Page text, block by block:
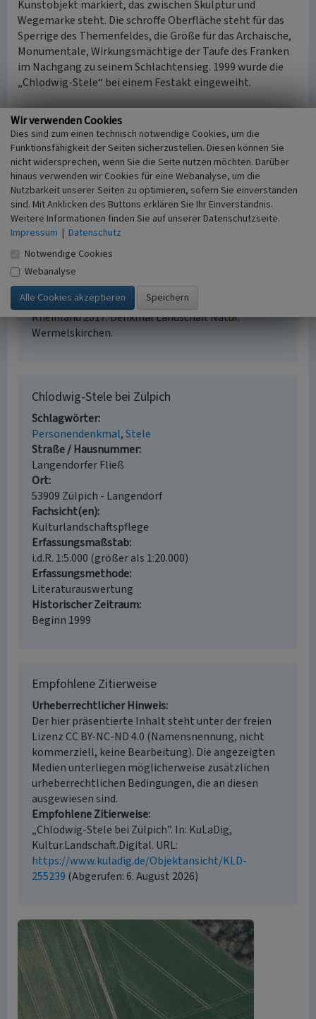
Kunstobjekt markiert, das zwischen Skulptur und
Wegemarke steht. Die schroffe Oberfläche steht für das
Sperrige des Themenfeldes, die Größe für das Archaische,
Monumentale, Wirkungsmächtige der Taufe des Franken
im Nachgang zu seinem Schlachtensieg. 1999 wurde die
„Chlodwig-Stele“ bei einem Festakt eingeweiht.
Längst ist sie ein Anziehungspunkt für Kunstfreunde und
Kulturtouristen auf den Spuren Chlodwigs geworden.
Weitere Arbeiten Rückriems, die Manfred Vetter initiierte,
ließen rund um die Burg Langendorf schließlich ein frei
besuchbares „Stelen-Feld“ entstehen.
(Hans-Gerd Dick, Rheinischer Verein für Denkmalpflege
und Landschaftsschtz, 2016)
Literatur
Rheinischer Verein für Denkmalpflege und
Landschaftsschtz e.V. (Hrsg.) (2016)
Rheinland 2017. Denkmal Landschaft Natur.
Wermelskirchen.
Chlodwig-Stele bei Zülpich
Schlagwörter
Personendenkmal Stele
Straße / Hausnummer
Langendorfer Fließ
Ort
53909 Zülpich - Langendorf
Fachsicht(en)
Kulturlandschaftspflege
Erfassungsmaßstab
i.d.R. 1:5.000 (größer als 1:20.000)
Erfassungsmethode
Literaturauswertung
Historischer Zeitraum
Beginn 1999
Empfohlene Zitierweise
Urheberrechtlicher Hinweis
Der hier präsentierte Inhalt steht unter der freien
Lizenz CC BY-NC-ND 4.0 (Namensnennung, nicht
kommerziell, keine Bearbeitung). Die angezeigten
Medien unterliegen möglicherweise zusätzlichen
urheberrechtlichen Bedingungen, die an diesen
ausgewiesen sind.
Empfohlene Zitierweise
„Chlodwig-Stele bei Zülpich”. In: KuLaDig,
Kultur.Landschaft.Digital. URL:
https://www.kuladig.de/Objektansicht/KLD-
255239 (Abgerufen: 6. August 2026)
Wir verwenden Cookies
Dies sind zum einen technisch notwendige Cookies, um die
Funktionsfähigkeit der Seiten sicherzustellen. Diesen können Sie
nicht widersprechen, wenn Sie die Seite nutzen möchten. Darüber
hinaus verwenden wir Cookies für eine Webanalyse, um die
Nutzbarkeit unserer Seiten zu optimieren, sofern Sie einverstanden
sind. Mit Anklicken des Buttons erklären Sie Ihr Einverständnis.
Weitere Informationen finden Sie auf unserer Datenschutzseite.
Impressum | Datenschutz
Notwendige Cookies
Webanalyse